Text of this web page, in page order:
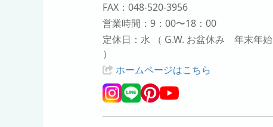
FAX：048-520-3956
営業時間：9：00〜18：00
定休日：水 （ G.W. お盆休み 年末年始
）
ホームページはこちら